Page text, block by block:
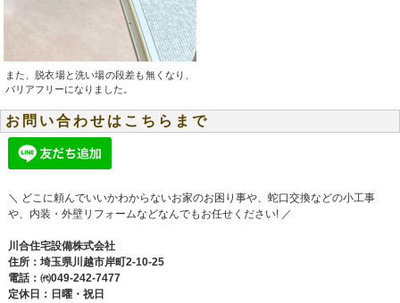
また、脱衣場と洗い場の段差も無くなり、
バリアフリーになりました。
お問い合わせはこちらまで
＼ どこに頼んでいいかわからないお家のお困り事や、蛇口交換などの小工事
や、内装・外壁リフォームなどなんでもお任せください! ／
川合住宅設備株式会社
住所：埼玉県川越市岸町2-10-25
電話：㈹049-242-7477
定休日：日曜・祝日